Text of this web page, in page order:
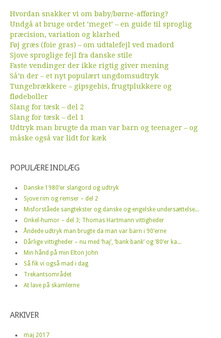
Hvordan snakker vi om baby/børne-afføring?
Undgå at bruge ordet ’meget’ – en guide til sproglig
præcision, variation og klarhed
Føj græs (foie gras) – om udtalefejl ved madord
Sjove sproglige fejl fra danske stile
Faste vendinger der ikke rigtig giver mening
Så’n der – et nyt populært ungdomsudtryk
Tungebrækkere – gipsgebis, frugtplukkere og
flødeboller
Slang for tæsk – del 2
Slang for tæsk – del 1
Udtryk man brugte da man var barn og teenager – og
måske også var lidt for kæk
POPULÆRE INDLÆG
Danske 1980’er slangord og udtryk
Sjove rim og remser – del 2
Misforståede sangtekster og danske og engelske undersættelse...
Onkel-humor – del 3; Thomas Hartmann vittigheder
Åndede udtryk man brugte da man var barn i 90’erne
Dårlige vittigheder – nu med ‘haj’, ‘bank bank’ og ’80’er ka...
Min hånd på min Elton John
Så fik vi også mad i dag
Trekantsområdet
At lave på skamlerne
ARKIVER
maj 2017